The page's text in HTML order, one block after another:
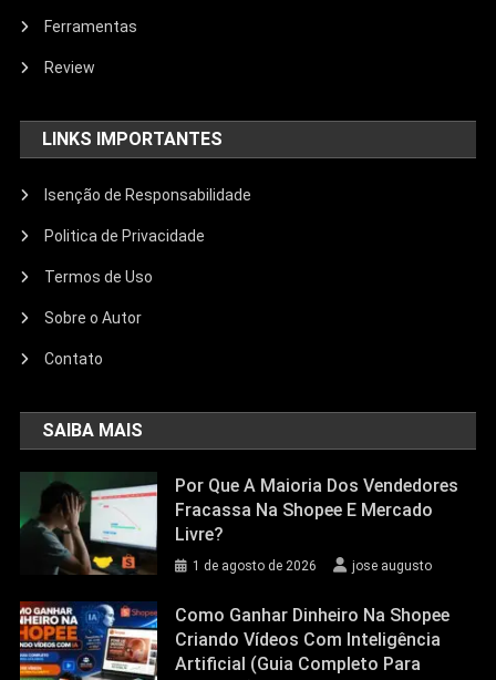
Ferramentas
Review
LINKS IMPORTANTES
Isenção de Responsabilidade
Politica de Privacidade
Termos de Uso
Sobre o Autor
Contato
SAIBA MAIS
Por Que A Maioria Dos Vendedores
Fracassa Na Shopee E Mercado
Livre?
1 de agosto de 2026 jose augusto
Como Ganhar Dinheiro Na Shopee
Criando Vídeos Com Inteligência
Artificial (Guia Completo Para